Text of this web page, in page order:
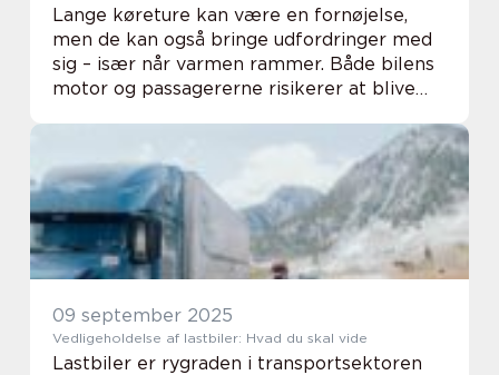
Lange køreture kan være en fornøjelse,
men de kan også bringe udfordringer med
sig – især når varmen rammer. Både bilens
motor og passagererne risikerer at blive
09 september 2025
Vedligeholdelse af lastbiler: Hvad du skal vide
Lastbiler er rygraden i transportsektoren